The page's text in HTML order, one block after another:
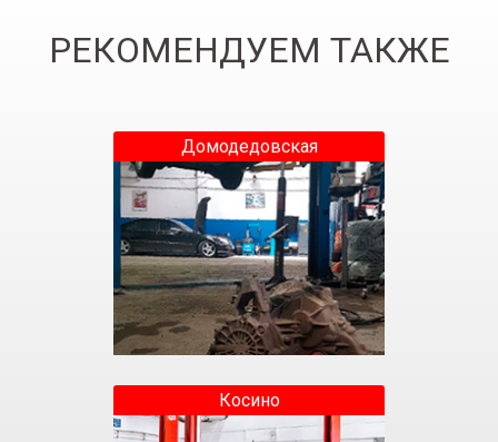
РЕКОМЕНДУЕМ ТАКЖЕ
Домодедовская
Косино